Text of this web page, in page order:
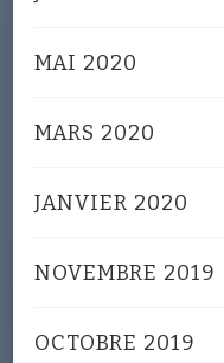
MAI 2020
MARS 2020
JANVIER 2020
NOVEMBRE 2019
OCTOBRE 2019